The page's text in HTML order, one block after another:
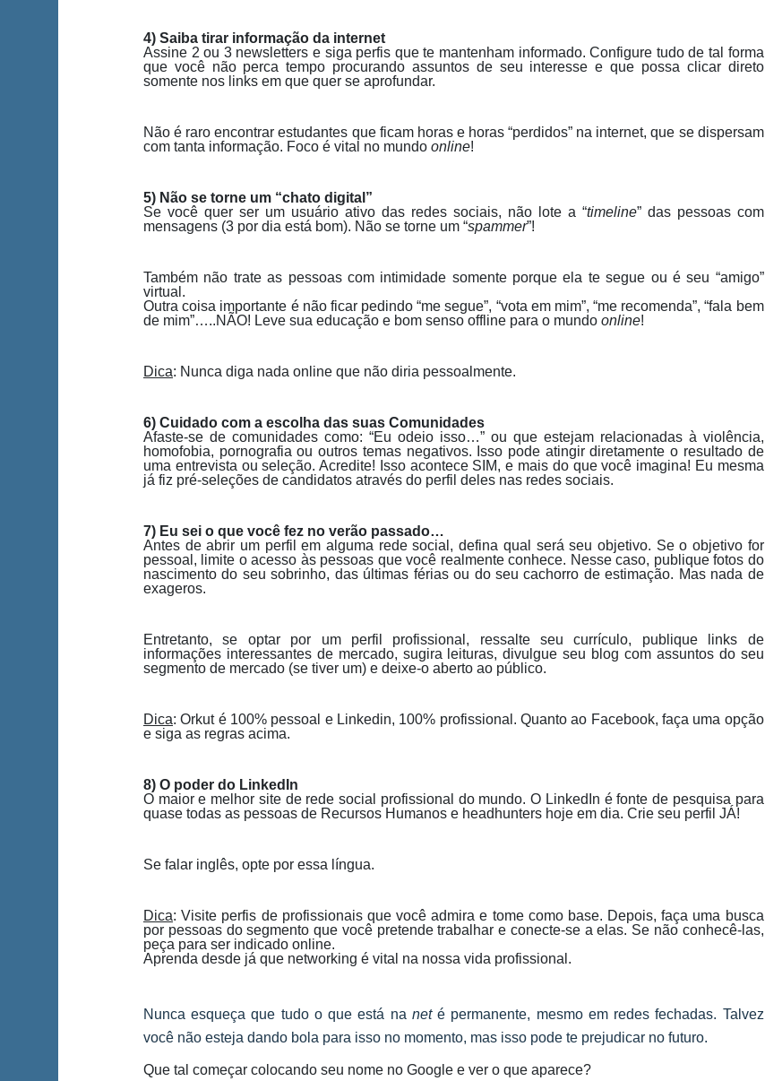
4) Saiba tirar informação da internet
Assine 2 ou 3 newsletters e siga perfis que te mantenham informado. Configure tudo de tal forma
que você não perca tempo procurando assuntos de seu interesse e que possa clicar direto
somente nos links em que quer se aprofundar.
Não é raro encontrar estudantes que ficam horas e horas “perdidos” na internet, que se dispersam
com tanta informação. Foco é vital no mundo online!
5) Não se torne um “chato digital”
Se você quer ser um usuário ativo das redes sociais, não lote a “timeline” das pessoas com
mensagens (3 por dia está bom). Não se torne um “spammer”!
Também não trate as pessoas com intimidade somente porque ela te segue ou é seu “amigo”
virtual.
Outra coisa importante é não ficar pedindo “me segue”, “vota em mim”, “me recomenda”, “fala bem
de mim”…..NÃO! Leve sua educação e bom senso offline para o mundo online!
Dica: Nunca diga nada online que não diria pessoalmente.
6) Cuidado com a escolha das suas Comunidades
Afaste-se de comunidades como: “Eu odeio isso…” ou que estejam relacionadas à violência,
homofobia, pornografia ou outros temas negativos. Isso pode atingir diretamente o resultado de
uma entrevista ou seleção. Acredite! Isso acontece SIM, e mais do que você imagina! Eu mesma
já fiz pré-seleções de candidatos através do perfil deles nas redes sociais.
7) Eu sei o que você fez no verão passado…
Antes de abrir um perfil em alguma rede social, defina qual será seu objetivo. Se o objetivo for
pessoal, limite o acesso às pessoas que você realmente conhece. Nesse caso, publique fotos do
nascimento do seu sobrinho, das últimas férias ou do seu cachorro de estimação. Mas nada de
exageros.
Entretanto, se optar por um perfil profissional, ressalte seu currículo, publique links de
informações interessantes de mercado, sugira leituras, divulgue seu blog com assuntos do seu
segmento de mercado (se tiver um) e deixe-o aberto ao público.
Dica: Orkut é 100% pessoal e Linkedin, 100% profissional. Quanto ao Facebook, faça uma opção
e siga as regras acima.
8) O poder do LinkedIn
O maior e melhor site de rede social profissional do mundo. O LinkedIn é fonte de pesquisa para
quase todas as pessoas de Recursos Humanos e headhunters hoje em dia. Crie seu perfil JÁ!
Se falar inglês, opte por essa língua.
Dica: Visite perfis de profissionais que você admira e tome como base. Depois, faça uma busca
por pessoas do segmento que você pretende trabalhar e conecte-se a elas. Se não conhecê-las,
peça para ser indicado online.
Aprenda desde já que networking é vital na nossa vida profissional.
Nunca esqueça que tudo o que está na neté permanente, mesmo em redes fechadas. Talvez
você não esteja dando bola para isso no momento, mas isso pode te prejudicar no futuro.
Que tal começar colocando seu nome no Google e ver o que aparece?